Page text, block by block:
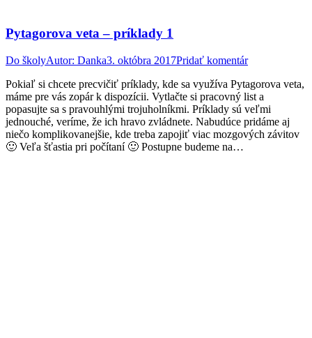
Pytagorova veta – príklady 1
Do školyAutor: Danka3. októbra 2017Pridať komentár
Pokiaľ si chcete precvičiť príklady, kde sa využíva Pytagorova veta,
máme pre vás zopár k dispozícii. Vytlačte si pracovný list a
popasujte sa s pravouhlými trojuholníkmi. Príklady sú veľmi
jednouché, veríme, že ich hravo zvládnete. Nabudúce pridáme aj
niečo komplikovanejšie, kde treba zapojiť viac mozgových závitov
🙂 Veľa šťastia pri počítaní 🙂 Postupne budeme na…